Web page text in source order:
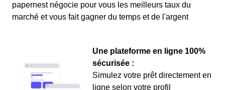
papernest négocie pour vous les meilleurs taux du
marché et vous fait gagner du temps et de l'argent
Une plateforme en ligne 100%
sécurisée :
Simulez votre prêt directement en
ligne selon votre profil